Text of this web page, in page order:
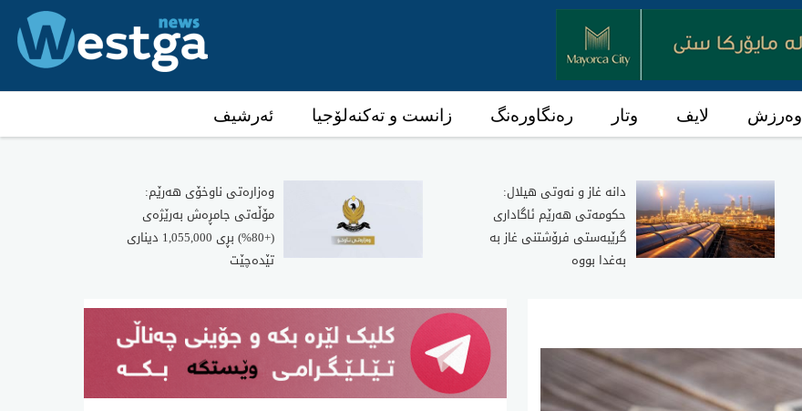
وەرزش لایف وتار رەنگاورەنگ زانست و تەکنەلۆجیا ئەرشیف
دانە غاز و نەوتی هیلال:
حکومەتی هەرێم ئاگاداری
گرێبەستی فرۆشتنی غاز بە
بەغدا بووە
وەزارەتی ناوخۆی هەرێم:
مۆڵەتی جامڕەش بەرێژەی
(+80%) بڕی 1,055,000 دیناری
تێدەچێت